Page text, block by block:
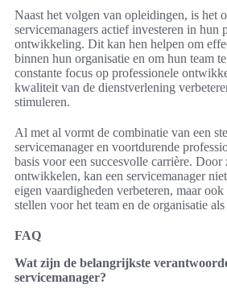
Naast het volgen van opleidingen, is het
servicemanagers actief investeren in hun
ontwikkeling. Dit kan hen helpen om
binnen hun organisatie en om hun team
constante focus op professionele
kwaliteit van de dienstverlening
stimuleren.
Al met al vormt de combinatie van een
servicemanager en voortdurende
basis voor een succesvolle carrière.
ontwikkelen, kan een servicemanager
eigen vaardigheden verbeteren, maar
stellen voor het team en de organisatie als
FAQ
Wat zijn de belangrijkste
servicemanager?